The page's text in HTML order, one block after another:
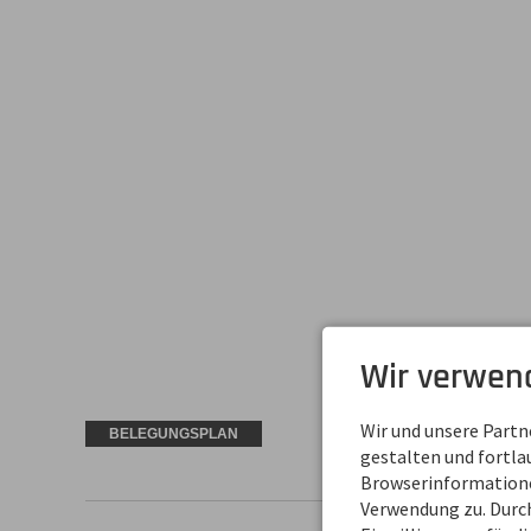
BELEGUNGSPLAN
Wir
Wir und unsere
gestalten und
Verwendung zu.